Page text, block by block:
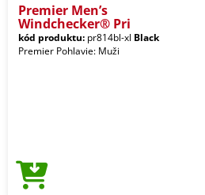
Premier Men’s
Windchecker® Pri
kód produktu: pr814bl-xl Black
Premier Pohlavie: Muži